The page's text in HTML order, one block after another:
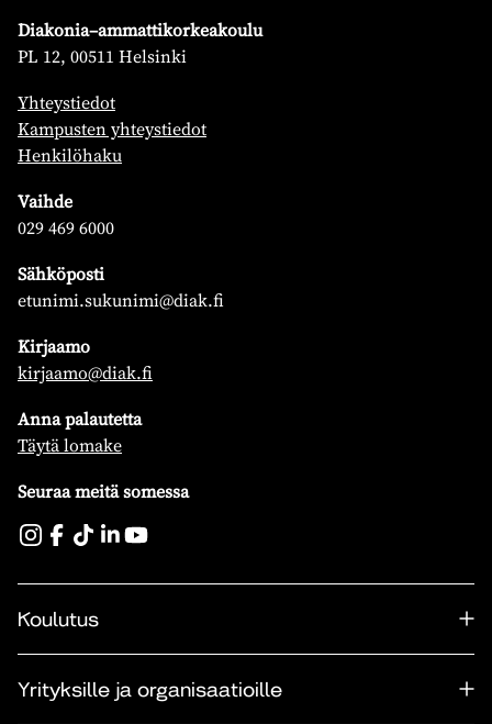
Diakonia–ammattikorkeakoulu
PL 12, 00511 Helsinki
Yhteystiedot
Kampusten yhteystiedot
Henkilöhaku
Vaihde
029 469 6000
Sähköposti
etunimi.sukunimi@diak.fi
Kirjaamo
kirjaamo@diak.fi
Anna palautetta
Täytä lomake
Seuraa meitä somessa
Koulutus
Yrityksille ja organisaatioille